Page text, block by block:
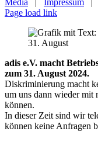
Media | Impressum |
Page load link
adis e.V. macht
zum 31. August
Diskriminierung macht
um uns dann wieder mit
können.
In dieser Zeit sind wir
können keine Anfragen